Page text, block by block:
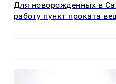
Для новорожденных в
работу пункт проката